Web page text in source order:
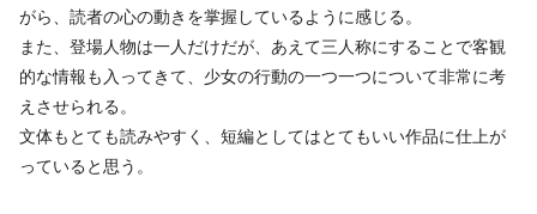
がら、読者の心の動きを掌握しているように感じる。
また、登場人物は一人だけだが、あえて三人称にすることで客観
的な情報も入ってきて、少女の行動の一つ一つについて非常に考
えさせられる。
文体もとても読みやすく、短編としてはとてもいい作品に仕上が
っていると思う。